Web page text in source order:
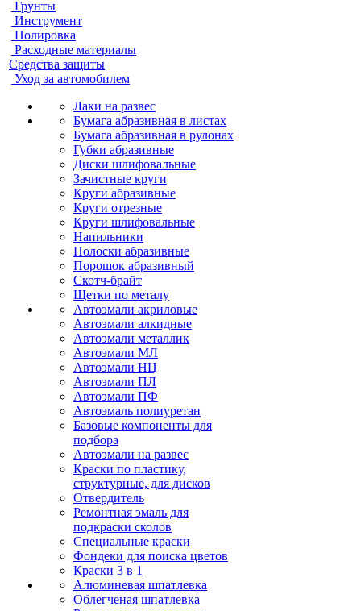
Грунты
Инструмент
Полировка
Расходные материалы
Средства защиты
Уход за автомобилем
Лаки на развес
Бумага абразивная в листах
Бумага абразивная в рулонах
Губки абразивные
Диски шлифовальные
Зачистные круги
Круги абразивные
Круги отрезные
Круги шлифовальные
Напильники
Полоски абразивные
Порошок абразивный
Скотч-брайт
Щетки по металу
Автоэмали акриловые
Автоэмали алкидные
Автоэмали металлик
Автоэмали МЛ
Автоэмали НЦ
Автоэмали ПЛ
Автоэмали ПФ
Автоэмаль полиуретан
Базовые компоненты для
подбора
Автоэмали на развес
Краски по пластику,
структурные, для дисков
Отвердитель
Ремонтная эмаль для
подкраски сколов
Специальные краски
Фондеки для поиска цветов
Краски 3 в 1
Алюминевая шпатлевка
Облегченая шпатлевка